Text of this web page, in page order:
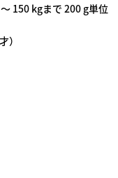
150 kgまで 200 g単位
）
1kcal/